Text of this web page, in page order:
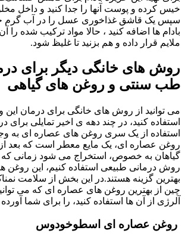
خیس کرده و پوست آنها را جدا کنید و داخل
سپس یک قاشق غذاخوری عسل را در آب گرم
بادام ها اضافه کنید ، حالا مواد ترکیب شده را
ملایم قرار داده و هم بزنید تا غلیظ شود.
روش های خانگی دیگر برای
طب سنتی و روغن های گیاهی
می توانید از روش های خانگی برای درمان این
استفاده کنید، در چند دهه ی اخیر تمایلی برای
استفاده از یک سری روغن های عصاره ای به
روغن عصاره ای، یک مایع معطر است که بعد
گیاهان به خصوص، استخراج می شود زمانی که
روش درمانی طبیعی استفاده کنیم، این روغن
بهترین گزینه هستند.در این بخش از سلامت
چین از بهترین روغن های عصاره ای که می
آلرژی از آن ها استفاده کنید، را برای شما آورده
روغن عصاره ای اسطوخودوس